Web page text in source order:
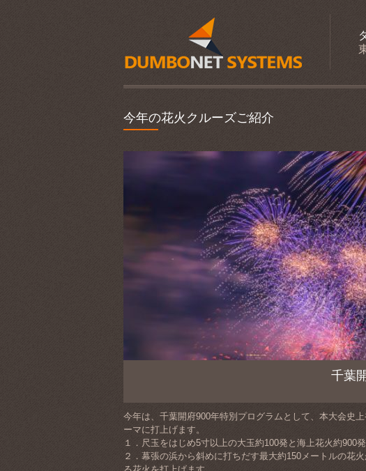
今年の花火クルーズご紹介
千葉
今年は、千葉開府900年特別プログラムとして、本大会史
ーマに打上げます。
１．尺玉をはじめ5寸以上の大玉約100発と海上花火約900
２．幕張の浜から斜めに打ちだす最大約150メートルの花